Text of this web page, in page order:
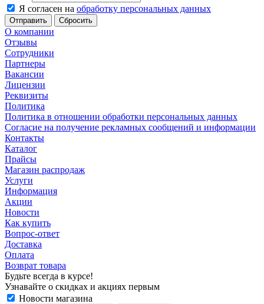
Я согласен на обработку персональных данных
Сбросить
О компании
Отзывы
Сотрудники
Партнеры
Вакансии
Лицензии
Реквизиты
Политика
Политика в отношении обработки персональных данных
Согласие на получение рекламных сообщений и информации
Контакты
Каталог
Прайсы
Магазин распродаж
Услуги
Информация
Акции
Новости
Как купить
Вопрос-ответ
Доставка
Оплата
Возврат товара
Будьте всегда в курсе!
Узнавайте о скидках и акциях первым
Новости магазина